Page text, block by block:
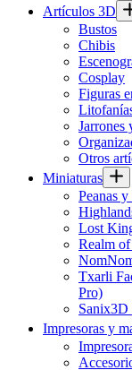
Artículos 3D
Bustos
Chibis
Cosplay
Figuras
Jarrones
Otros
Miniaturas
Peanas
Lost
Realm
Txarli
Pro)
Sanix3D
Impresoras y